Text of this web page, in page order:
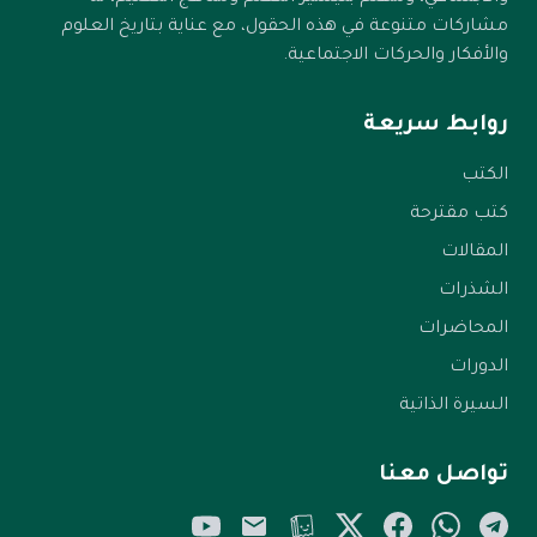
مشاركات متنوعة في هذه الحقول، مع عناية بتاريخ العلوم
والأفكار والحركات الاجتماعية.
روابط سريعة
الكتب
كتب مقترحة
المقالات
الشذرات
المحاضرات
الدورات
السيرة الذاتية
تواصل معنا
Telegram
WhatsApp
Facebook
Twitter/X
Tellonym
Email
YouTube